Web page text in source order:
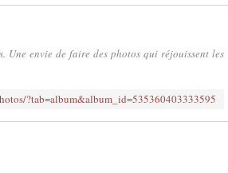
envie de faire des photos qui réjouissent les
?tab=album&album_id=535360403333595